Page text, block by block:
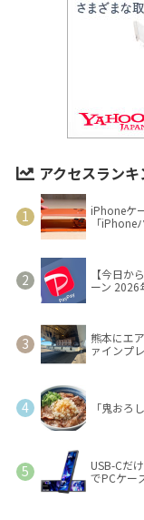
アクセスラン
iPhoneケ
「iPhone
【今日か
ーン 2026
熊本にエ
ァインプレ
「鬼おろ
USB-Cだ
でPCケー